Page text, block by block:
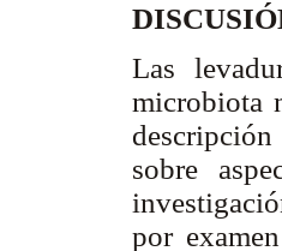
Las
microbiota
sobre
por